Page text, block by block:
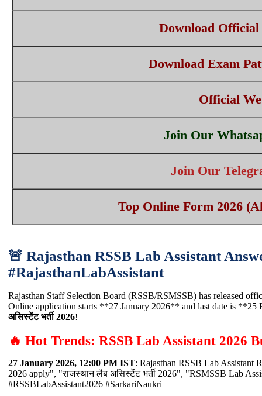
Download
Download Exam
Official
Join Our
Join Our
Top Online Form 2026
🚨 Rajasthan RSSB Lab Assistant
#RajasthanLabAssistant
Rajasthan Staff Selection Board (RSSB/RSMSSB) has released
Online application starts **27 January 2026** and last date is
असिस्टेंट भर्ती 2026!
🔥 Hot Trends: RSSB Lab Assistant 2026
27 January 2026, 12:00 PM IST: Rajasthan RSSB Lab Assistant
2026 apply", "राजस्थान लैब असिस्टेंट भर्ती 2026", "RSMSSB Lab
#RSSBLabAssistant2026 #SarkariNaukri